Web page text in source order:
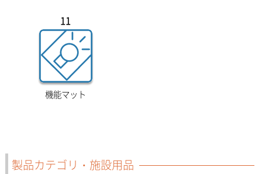
11
機能マット
製品カテゴリ・施設用品